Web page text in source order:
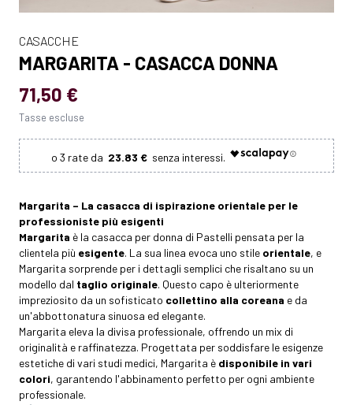
CASACCHE
MARGARITA - CASACCA DONNA
71,50 €
Tasse escluse
23.83 €
Margarita – La casacca di ispirazione orientale per le
professioniste più esigenti
Margarita è la casacca per donna di Pastelli pensata per la
clientela più esigente. La sua linea evoca uno stile orientale, e
Margarita sorprende per i dettagli semplici che risaltano su un
modello dal taglio originale. Questo capo è ulteriormente
impreziosito da un sofisticato collettino alla coreana e da
un'abbottonatura sinuosa ed elegante.
Margarita eleva la divisa professionale, offrendo un mix di
originalità e raffinatezza. Progettata per soddisfare le esigenze
estetiche di vari studi medici, Margarita è disponibile in vari
colori, garantendo l'abbinamento perfetto per ogni ambiente
professionale.